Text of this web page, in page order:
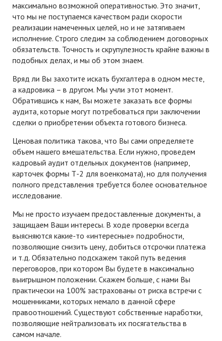
максимально возможной оперативностью. Это значит,
что мы не поступаемся качеством ради скорости
реализации намеченных целей, но и не затягиваем
исполнение. Строго следим за соблюдением договорных
обязательств. Точность и скрупулезность крайне важны в
подобных делах, и мы об этом знаем.
Вряд ли Вы захотите искать бухгалтера в одном месте,
а кадровика – в другом. Мы учли этот момент.
Обратившись к нам, Вы можете заказать все формы
аудита, которые могут потребоваться при заключении
сделки о приобретении объекта готового бизнеса.
Ценовая политика такова, что Вы сами определяете
объем нашего вмешательства. Если нужно, проведем
кадровый аудит отдельных документов (например,
карточек формы Т-2 для военкомата), но для получения
полного представления требуется более основательное
исследование.
Мы не просто изучаем предоставленные документы, а
защищаем Ваши интересы. В ходе проверки всегда
выясняются какие-то «интересные» подробности,
позволяющие снизить цену, добиться отсрочки платежа
и т.д. Обязательно подскажем такой путь ведения
переговоров, при котором Вы будете в максимально
выигрышном положении. Скажем больше, с нами Вы
практически на 100% застрахованы от риска встречи с
мошенниками, которых немало в данной сфере
правоотношений. Существуют собственные наработки,
позволяющие нейтрализовать их посягательства в
самом начале.